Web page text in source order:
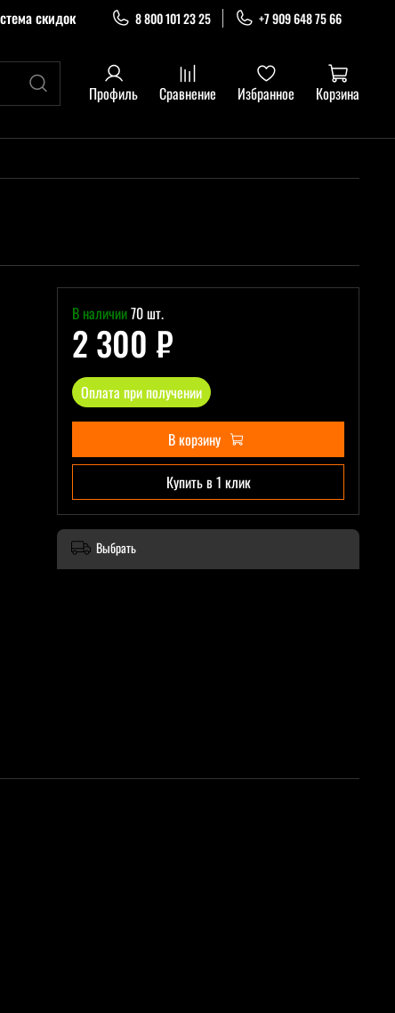
скидок 8 800 101 23 25 +7 909 648 75 66
Профиль Сравнение Избранное Корзина
В наличии70 шт.
2 300 ₽
Оплата при получении
В корзину
Купить в 1 клик
Выбрать